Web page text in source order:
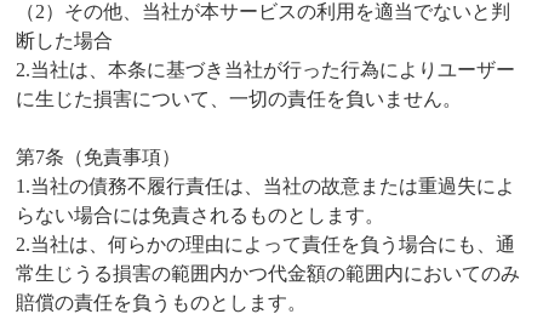
（2）その他、当社が本サービスの利用を適当でないと判
断した場合
2.当社は、本条に基づき当社が行った行為によりユーザー
に生じた損害について、一切の責任を負いません。
第7条（免責事項）
1.当社の債務不履行責任は、当社の故意または重過失によ
らない場合には免責されるものとします。
2.当社は、何らかの理由によって責任を負う場合にも、通
常生じうる損害の範囲内かつ代金額の範囲内においてのみ
賠償の責任を負うものとします。